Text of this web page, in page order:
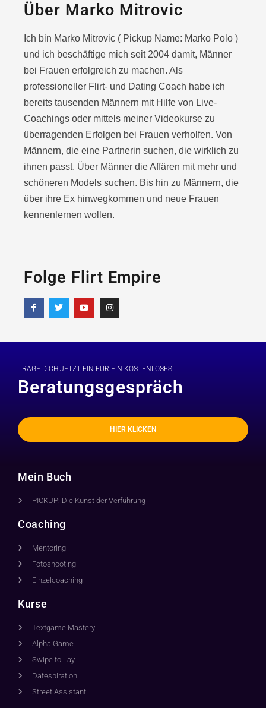
Über Marko Mitrovic
Ich bin Marko Mitrovic ( Pickup Name: Marko Polo )
und ich beschäftige mich seit 2004 damit, Männer
bei Frauen erfolgreich zu machen. Als
professioneller Flirt- und Dating Coach habe ich
bereits tausenden Männern mit Hilfe von Live-
Coachings oder mittels meiner Videokurse zu
überragenden Erfolgen bei Frauen verholfen. Von
Männern, die eine Partnerin suchen, die wirklich zu
ihnen passt. Über Männer die Affären mit mehr und
schöneren Models suchen. Bis hin zu Männern, die
über ihre Ex hinwegkommen und neue Frauen
kennenlernen wollen.
Folge Flirt Empire
TRAGE DICH JETZT EIN FÜR EIN KOSTENLOSES
Beratungsgespräch
HIER KLICKEN
Mein Buch
PICKUP: Die Kunst der Verführung
Coaching
Mentoring
Fotoshooting
Einzelcoaching
Kurse
Textgame Mastery
Alpha Game
Swipe to Lay
Datespiration
Street Assistant